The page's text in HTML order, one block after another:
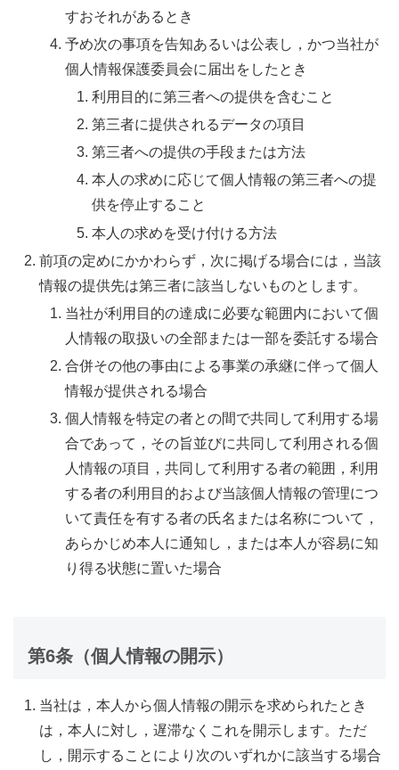
すおそれがあるとき
予め次の事項を告知あるいは公表し，かつ当社が
個人情報保護委員会に届出をしたとき
利用目的に第三者への提供を含むこと
第三者に提供されるデータの項目
第三者への提供の手段または方法
本人の求めに応じて個人情報の第三者への提
供を停止すること
本人の求めを受け付ける方法
前項の定めにかかわらず，次に掲げる場合には，当該
情報の提供先は第三者に該当しないものとします。
当社が利用目的の達成に必要な範囲内において個
人情報の取扱いの全部または一部を委託する場合
合併その他の事由による事業の承継に伴って個人
情報が提供される場合
個人情報を特定の者との間で共同して利用する場
合であって，その旨並びに共同して利用される個
人情報の項目，共同して利用する者の範囲，利用
する者の利用目的および当該個人情報の管理につ
いて責任を有する者の氏名または名称について，
あらかじめ本人に通知し，または本人が容易に知
り得る状態に置いた場合
第6条（個人情報の開示）
当社は，本人から個人情報の開示を求められたとき
は，本人に対し，遅滞なくこれを開示します。ただ
し，開示することにより次のいずれかに該当する場合